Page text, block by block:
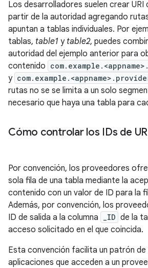
Los desarrolladores suelen crear URI
partir de la autoridad agregando
apuntan a tablas individuales. Por
tablas, table1 y table2, puedes
autoridad del ejemplo anterior para
contenido
y
rutas no se se limita a un solo
necesario que haya una tabla para
Cómo controlar los IDs de
Por convención, los proveedores
sola fila de una tabla mediante la
contenido con un valor de ID para la
Además, por convención, los
ID de salida a la columna
_ID de la
acceso solicitado en el que coincida.
Esta convención facilita un patrón de
aplicaciones que acceden a un